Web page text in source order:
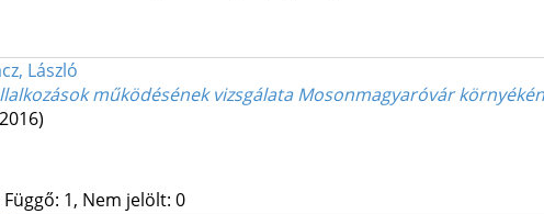
László
működésének vizsgálata Mosonmagyaróvár környékén
1, Nem jelölt: 0